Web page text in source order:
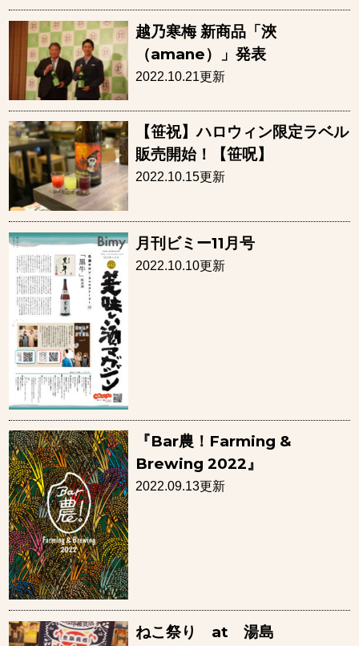
越乃寒梅 新商品「浹
（amane）」発表
2022.10.21更新
【笹祝】ハロウィン限定ラベル
販売開始！【笹呪】
2022.10.15更新
月刊ビミー11月号
2022.10.10更新
『Bar農！Farming &
Brewing 2022』
2022.09.13更新
ねこ祭り at 湯島